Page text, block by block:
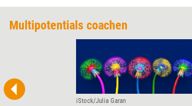
Multipotentials coachen
iStock/Julia Garan